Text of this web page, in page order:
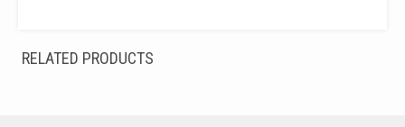
RELATED PRODUCTS